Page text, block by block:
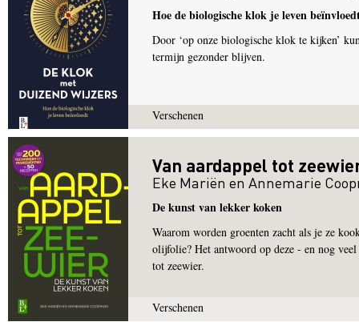
Hoe de biologische klok je leven
Door ‘op onze biologische klok te kijken’
termijn gezonder blijven.
Verschenen
Van aardappel tot
Eke Mariën en Annemarie
De kunst van lekker koken
Waarom worden groenten zacht als je ze
olijfolie? Het antwoord op deze - en nog
tot zeewier.
Verschenen